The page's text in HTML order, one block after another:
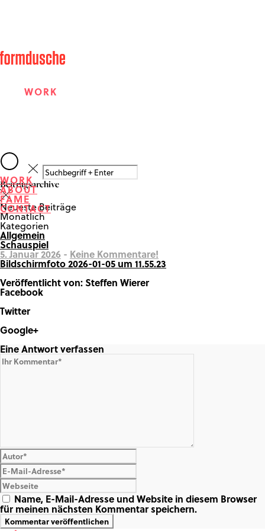
WORK
FAME
CONTACT
WORK
ABOUT
FAME
CONTACT
Beitragsarchive
Neueste Beiträge
Monatlich
Kategorien
Allgemein
Schauspiel
5. Januar 2026 - Keine Kommentare!
Bildschirmfoto 2026-01-05 um 11.55.23
Veröffentlicht von: Steffen Wierer
Facebook
Twitter
Google+
Share on Google+
Eine Antwort verfassen
Name, E-Mail-Adresse und Website in diesem Browser
für meinen nächsten Kommentar speichern.